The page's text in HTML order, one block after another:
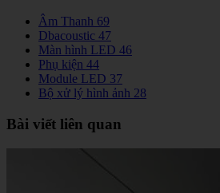
Âm Thanh 69
Dbacoustic 47
Màn hình LED 46
Phụ kiện 44
Module LED 37
Bộ xử lý hình ảnh 28
Bài viết liên quan